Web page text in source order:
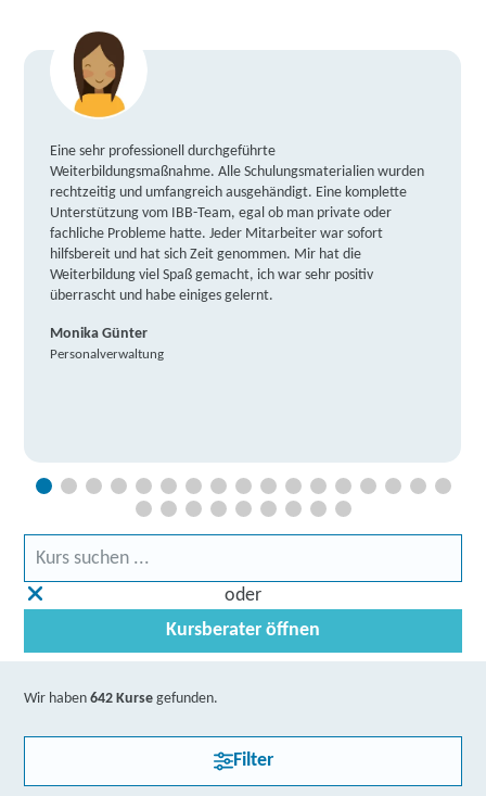
Eine sehr professionell durchgeführte
Weiterbildungsmaßnahme. Alle Schulungsmaterialien wurden
rechtzeitig und umfangreich ausgehändigt. Eine komplette
Unterstützung vom IBB-Team, egal ob man private oder
fachliche Probleme hatte. Jeder Mitarbeiter war sofort
hilfsbereit und hat sich Zeit genommen. Mir hat die
Weiterbildung viel Spaß gemacht, ich war sehr positiv
überrascht und habe einiges gelernt.
Monika Günter
Personalverwaltung
oder
Kursberater öffnen
Wir haben642 Kurse gefunden.
Filter